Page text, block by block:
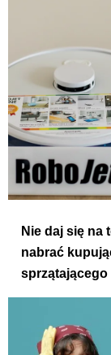
Nie daj się na
nabrać
sprzątającego